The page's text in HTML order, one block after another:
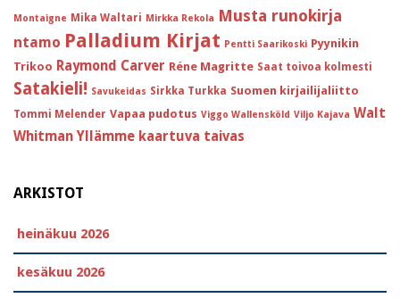
Montaigne Mika Waltari Mirkka Rekola Musta runokirja
ntamo Palladium Kirjat Pentti Saarikoski Pyynikin
Trikoo Raymond Carver Réne Magritte Saat toivoa kolmesti
Satakieli! Savukeidas Sirkka Turkka Suomen kirjailijaliitto
Tommi Melender Vapaa pudotus Viggo Wallensköld Viljo Kajava Walt
Whitman Yllämme kaartuva taivas
ARKISTOT
heinäkuu 2026
kesäkuu 2026